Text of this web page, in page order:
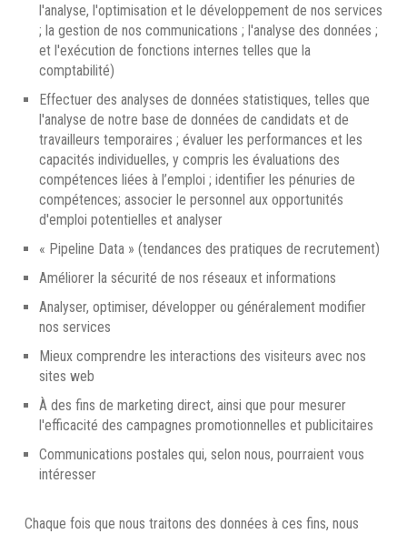
l'analyse, l'optimisation et le développement de nos services
; la gestion de nos communications ; l'analyse des données ;
et l'exécution de fonctions internes telles que la
comptabilité)
Effectuer des analyses de données statistiques, telles que
l'analyse de notre base de données de candidats et de
travailleurs temporaires ; évaluer les performances et les
capacités individuelles, y compris les évaluations des
compétences liées à l’emploi ; identifier les pénuries de
compétences; associer le personnel aux opportunités
d'emploi potentielles et analyser
« Pipeline Data » (tendances des pratiques de recrutement)
Améliorer la sécurité de nos réseaux et informations
Analyser, optimiser, développer ou généralement modifier
nos services
Mieux comprendre les interactions des visiteurs avec nos
sites web
À des fins de marketing direct, ainsi que pour mesurer
l'efficacité des campagnes promotionnelles et publicitaires
Communications postales qui, selon nous, pourraient vous
intéresser
Chaque fois que nous traitons des données à ces fins, nous